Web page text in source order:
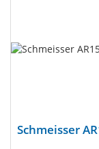
Schmeisser